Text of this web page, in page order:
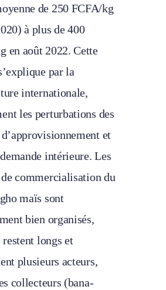
de 250 FCFA/kg
à plus de 400
en août 2022. Cette
par la
internationale,
les perturbations des
et
intérieure. Les
commercialisation du
maïs sont
bien organisés,
longs et
plusieurs acteurs,
collecteurs (bana-